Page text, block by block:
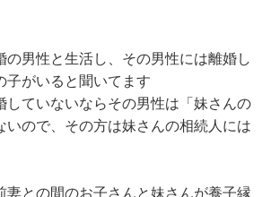
の男性と生活し、その男性には離婚し
子がいると聞いてます
ていないならその男性は「妹さんの
いので、その方は妹さんの相続人には
妻との間のお子さんと妹さんが養子縁